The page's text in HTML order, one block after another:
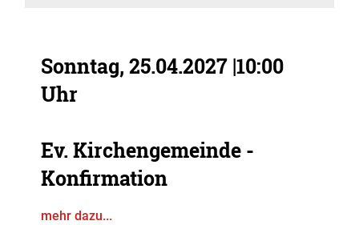
Sonntag, 25.04.2027 |10:00
Uhr
Ev. Kirchengemeinde -
Konfirmation
mehr dazu...